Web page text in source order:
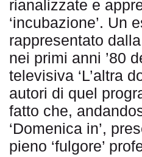
rianalizzate e
‘incubazione’. Un
rappresentato
nei primi anni ’80
televisiva ‘L’altra
autori di quel
fatto che,
‘Domenica in’,
pieno ‘fulgore’